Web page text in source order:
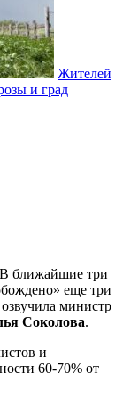
Жителей
и град
В ближайшие три
еще три
министр
Соколова.
и
60-70% от